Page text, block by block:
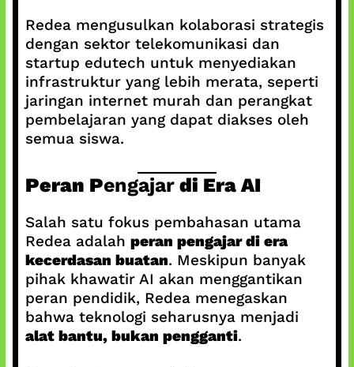
Redea mengusulkan kolaborasi strategis
dengan sektor telekomunikasi dan
startup edutech untuk menyediakan
infrastruktur yang lebih merata, seperti
jaringan internet murah dan perangkat
pembelajaran yang dapat diakses oleh
semua siswa.
Peran Pengajardi Era AI
Salah satu fokus pembahasan utama
Redea adalah peran pengajar di era
kecerdasan buatan. Meskipun banyak
pihak khawatir AI akan menggantikan
peran pendidik, Redea menegaskan
bahwa teknologi seharusnya menjadi
alat bantu, bukan pengganti.